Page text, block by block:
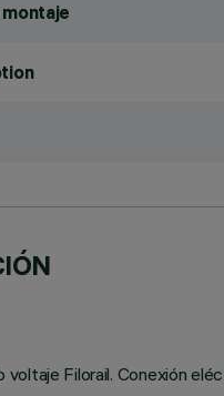
voltaje Filorail. Conexión